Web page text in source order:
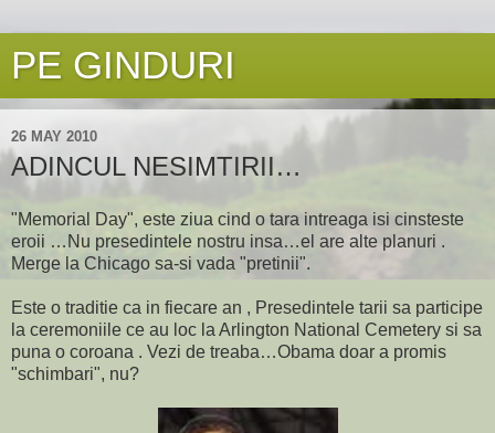
PE GINDURI
26 MAY 2010
ADINCUL NESIMTIRII…
"Memorial Day", este ziua cind o tara intreaga isi cinsteste
eroii …Nu presedintele nostru insa…el are alte planuri .
Merge la Chicago sa-si vada "pretinii".
Este o traditie ca in fiecare an , Presedintele tarii sa participe
la ceremoniile ce au loc la Arlington National Cemetery si sa
puna o coroana . Vezi de treaba…Obama doar a promis
"schimbari", nu?